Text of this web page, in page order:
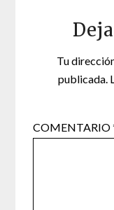
Tu
publicada.
COMENTARIO